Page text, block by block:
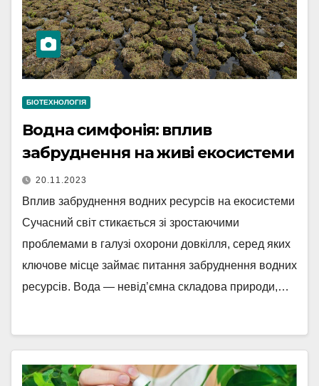
БІОТЕХНОЛОГІЯ
Водна симфонія: вплив
забруднення на живі екосистеми
20.11.2023
Вплив забруднення водних ресурсів на екосистеми
Сучасний світ стикається зі зростаючими
проблемами в галузі охорони довкілля, серед яких
ключове місце займає питання забруднення водних
ресурсів. Вода — невід’ємна складова природи,…